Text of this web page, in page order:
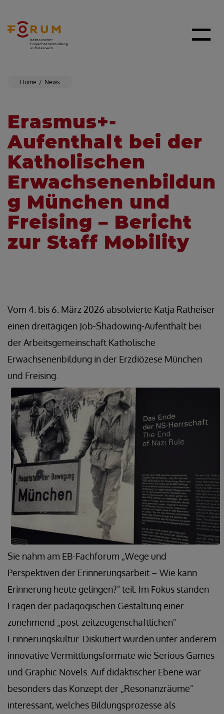
Home News
Erasmus+-
Aufenthalt bei der
Katholischen
Erwachsenenbildun
g München und
Freising – Bericht
zur Staff Mobility
Vom 4. bis 6. März 2026 absolvierte Katja Ratheiser
einen dreitägigen Job-Shadowing-Aufenthalt bei
der Arbeitsgemeinschaft Katholische
Erwachsenenbildung in der Erzdiözese München
und Freising.
Sie nahm am EB-Fachforum „Wege und
Perspektiven der Erinnerungsarbeit – Wie kann
Erinnerung heute gelingen?" teil. Im Fokus standen
Fragen der pädagogischen Gestaltung einer
zunehmend „post-zeitzeugenschaftlichen"
Erinnerungskultur. Diskutiert wurden unter anderem
innovative Vermittlungsformate wie Serious Games
und Graphic Novels. Auf didaktischer Ebene war
besonders das Konzept der „Resonanzräume"
interessant, welches Bildungsprozesse als